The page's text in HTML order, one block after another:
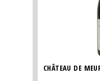
CHÂTEAU DE